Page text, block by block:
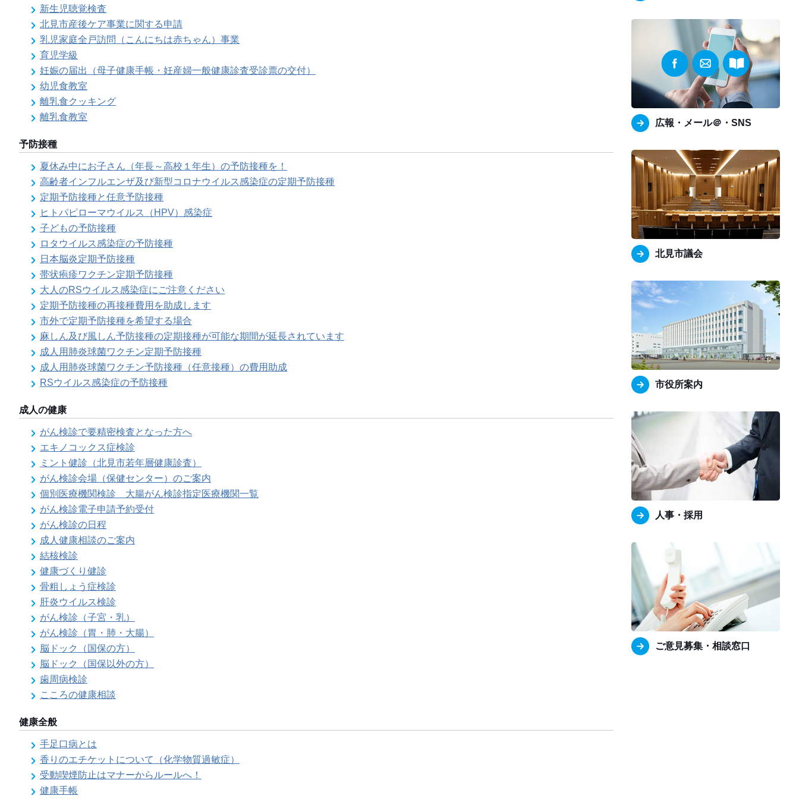
新生児聴覚検査
北見市産後ケア事業に関する申請
乳児家庭全戸訪問（こんにちは赤ちゃん）事業
育児学級
妊娠の届出（母子健康手帳・妊産婦一般健康診査受診票の交付）
幼児食教室
離乳食クッキング
離乳食教室
予防接種
夏休み中にお子さん（年長～高校１年生）の予防接種を！
高齢者インフルエンザ及び新型コロナウイルス感染症の定期予防接種
定期予防接種と任意予防接種
ヒトパピローマウイルス（HPV）感染症
子どもの予防接種
ロタウイルス感染症の予防接種
日本脳炎定期予防接種
帯状疱疹ワクチン定期予防接種
大人のRSウイルス感染症にご注意ください
定期予防接種の再接種費用を助成します
市外で定期予防接種を希望する場合
麻しん及び風しん予防接種の定期接種が可能な期間が延長されています
成人用肺炎球菌ワクチン定期予防接種
成人用肺炎球菌ワクチン予防接種（任意接種）の費用助成
RSウイルス感染症の予防接種
成人の健康
がん検診で要精密検査となった方へ
エキノコックス症検診
ミント健診（北見市若年層健康診査）
がん検診会場（保健センター）のご案内
個別医療機関検診 大腸がん検診指定医療機関一覧
がん検診電子申請予約受付
がん検診の日程
成人健康相談のご案内
結核検診
健康づくり健診
骨粗しょう症検診
肝炎ウイルス検診
がん検診（子宮・乳）
がん検診（胃・肺・大腸）
脳ドック（国保の方）
脳ドック（国保以外の方）
歯周病検診
こころの健康相談
健康全般
手足口病とは
香りのエチケットについて（化学物質過敏症）
受動喫煙防止はマナーからルールへ！
健康手帳
広報・メール＠・SNS
北見市議会
市役所案内
人事・採用
ご意見募集・相談窓口